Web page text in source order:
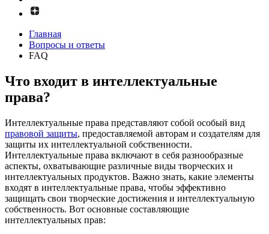
Главная
Вопросы и ответы
FAQ
Что входит в интеллектуальные
права?
Интеллектуальные права представляют собой особый вид
правовой защиты, предоставляемой авторам и создателям для
защиты их интеллектуальной собственности.
Интеллектуальные права включают в себя разнообразные
аспекты, охватывающие различные виды творческих и
интеллектуальных продуктов. Важно знать, какие элементы
входят в интеллектуальные права, чтобы эффективно
защищать свои творческие достижения и интеллектуальную
собственность. Вот основные составляющие
интеллектуальных прав: